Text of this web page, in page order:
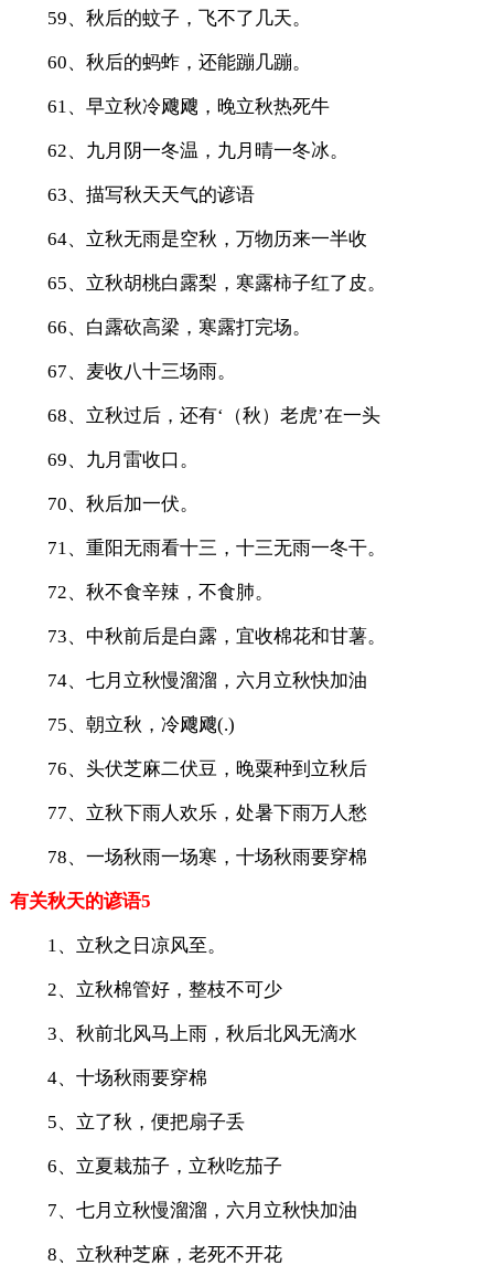
59、秋后的蚊子，飞不了几天。
60、秋后的蚂蚱，还能蹦几蹦。
61、早立秋冷飕飕，晚立秋热死牛
62、九月阴一冬温，九月晴一冬冰。
63、描写秋天天气的谚语
64、立秋无雨是空秋，万物历来一半收
65、立秋胡桃白露梨，寒露柿子红了皮。
66、白露砍高梁，寒露打完场。
67、麦收八十三场雨。
68、立秋过后，还有‘（秋）老虎’在一头
69、九月雷收口。
70、秋后加一伏。
71、重阳无雨看十三，十三无雨一冬干。
72、秋不食辛辣，不食肺。
73、中秋前后是白露，宜收棉花和甘薯。
74、七月立秋慢溜溜，六月立秋快加油
75、朝立秋，冷飕飕(.)
76、头伏芝麻二伏豆，晚粟种到立秋后
77、立秋下雨人欢乐，处暑下雨万人愁
78、一场秋雨一场寒，十场秋雨要穿棉
有关秋天的谚语5
1、立秋之日凉风至。
2、立秋棉管好，整枝不可少
3、秋前北风马上雨，秋后北风无滴水
4、十场秋雨要穿棉
5、立了秋，便把扇子丢
6、立夏栽茄子，立秋吃茄子
7、七月立秋慢溜溜，六月立秋快加油
8、立秋种芝麻，老死不开花